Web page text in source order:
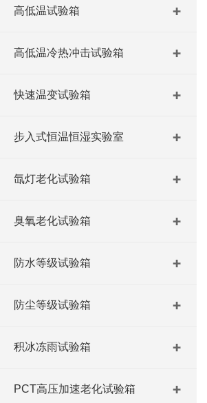
高低温试验箱
高低温冷热冲击试验箱
快速温变试验箱
步入式恒温恒湿实验室
氙灯老化试验箱
臭氧老化试验箱
防水等级试验箱
防尘等级试验箱
积冰冻雨试验箱
PCT高压加速老化试验箱